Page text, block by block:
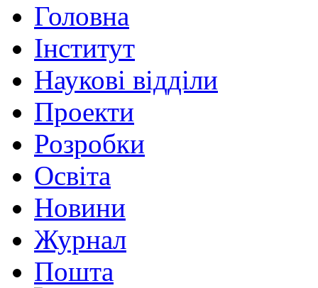
Головна
Інститут
Наукові відділи
Проекти
Розробки
Освіта
Новини
Журнал
Пошта